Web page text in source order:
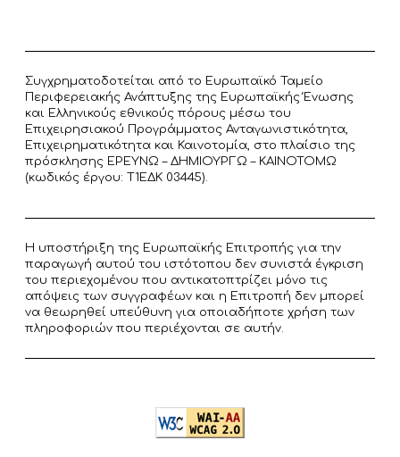
Συγχρηματοδοτείται από το Ευρωπαϊκό Ταμείο
Περιφερειακής Ανάπτυξης της Ευρωπαϊκής Ένωσης
και Ελληνικούς εθνικούς πόρους μέσω του
Επιχειρησιακού Προγράμματος Ανταγωνιστικότητα,
Επιχειρηματικότητα και Καινοτομία, στο πλαίσιο της
πρόσκλησης ΕΡΕΥΝΩ – ΔΗΜΙΟΥΡΓΩ – ΚΑΙΝΟΤΟΜΩ
(κωδικός έργου: T1ΕΔΚ 03445).
Η υποστήριξη της Ευρωπαϊκής Επιτροπής για την
παραγωγή αυτού του ιστότοπου δεν συνιστά έγκριση
του περιεχομένου που αντικατοπτρίζει μόνο τις
απόψεις των συγγραφέων και η Επιτροπή δεν μπορεί
να θεωρηθεί υπεύθυνη για οποιαδήποτε χρήση των
πληροφοριών που περιέχονται σε αυτήν.